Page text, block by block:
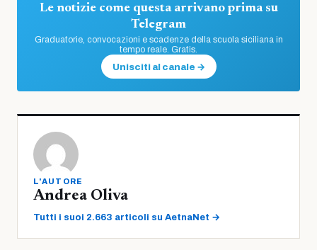
Le notizie come questa arrivano prima su
Telegram
Graduatorie, convocazioni e scadenze della scuola siciliana in
tempo reale. Gratis.
Unisciti al canale →
L'AUTORE
Andrea Oliva
Tutti i suoi 2.663 articoli su AetnaNet →